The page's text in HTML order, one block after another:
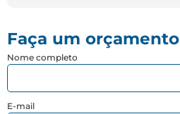
Faça um orçamento
Nome completo
E-mail